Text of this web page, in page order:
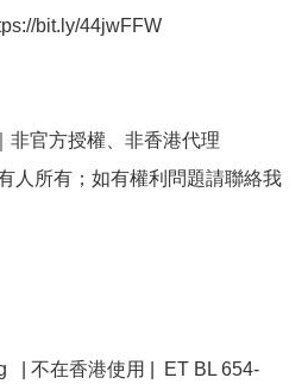
bit.ly/44jwFFW
非官方授權、非香港代理
人所有；如有權利問題請聯絡我
| 不在香港使用 |  ET BL 654-